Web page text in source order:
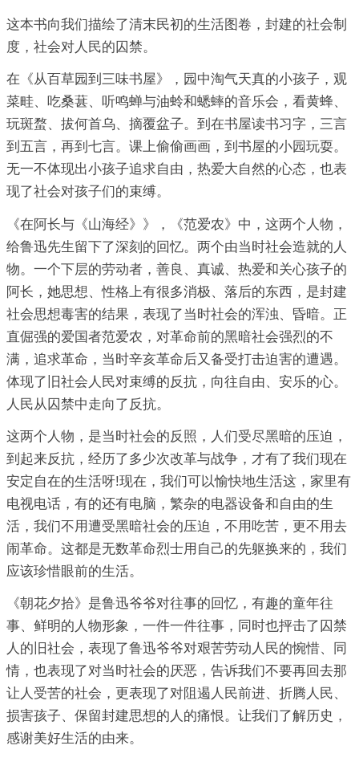
这本书向我们描绘了清末民初的生活图卷，封建的社会制
度，社会对人民的囚禁。
在《从百草园到三味书屋》，园中淘气天真的小孩子，观
菜畦、吃桑葚、听鸣蝉与油蛉和蟋蟀的音乐会，看黄蜂、
玩斑蝥、拔何首乌、摘覆盆子。到在书屋读书习字，三言
到五言，再到七言。课上偷偷画画，到书屋的小园玩耍。
无一不体现出小孩子追求自由，热爱大自然的心态，也表
现了社会对孩子们的束缚。
《在阿长与《山海经》》，《范爱农》中，这两个人物，
给鲁迅先生留下了深刻的回忆。两个由当时社会造就的人
物。一个下层的劳动者，善良、真诚、热爱和关心孩子的
阿长，她思想、性格上有很多消极、落后的东西，是封建
社会思想毒害的结果，表现了当时社会的浑浊、昏暗。正
直倔强的爱国者范爱农，对革命前的黑暗社会强烈的不
满，追求革命，当时辛亥革命后又备受打击迫害的遭遇。
体现了旧社会人民对束缚的反抗，向往自由、安乐的心。
人民从囚禁中走向了反抗。
这两个人物，是当时社会的反照，人们受尽黑暗的压迫，
到起来反抗，经历了多少次改革与战争，才有了我们现在
安定自在的生活呀!现在，我们可以愉快地生活这，家里有
电视电话，有的还有电脑，繁杂的电器设备和自由的生
活，我们不用遭受黑暗社会的压迫，不用吃苦，更不用去
闹革命。这都是无数革命烈士用自己的先躯换来的，我们
应该珍惜眼前的生活。
《朝花夕拾》是鲁迅爷爷对往事的回忆，有趣的童年往
事、鲜明的人物形象，一件一件往事，同时也抨击了囚禁
人的旧社会，表现了鲁迅爷爷对艰苦劳动人民的惋惜、同
情，也表现了对当时社会的厌恶，告诉我们不要再回去那
让人受苦的社会，更表现了对阻遏人民前进、折腾人民、
损害孩子、保留封建思想的人的痛恨。让我们了解历史，
感谢美好生活的由来。